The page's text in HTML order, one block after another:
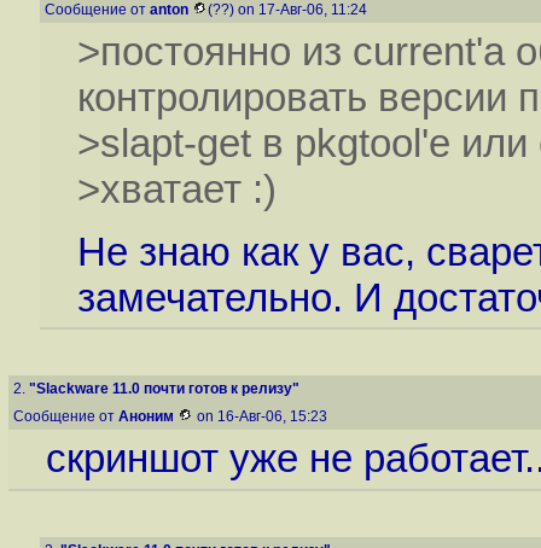
Сообщение от anton (??) on 17-Авг-06, 11:24
>постоянно из current'a
контролировать версии
>slapt-get в pkgtool'e
>хватает :)
Не знаю как у вас,
замечательно. И
2. "Slackware 11.0 почти готов к релизу"
Сообщение от Аноним on 16-Авг-06, 15:23
скриншот уже не